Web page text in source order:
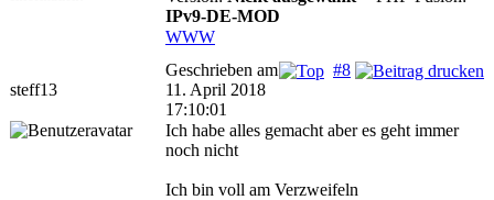
IPv9-DE-MOD
WWW
steff13
#8
Geschrieben am
11. April 2018
17:10:01
Ich habe alles gemacht aber es geht immer
noch nicht
Ich bin voll am Verzweifeln